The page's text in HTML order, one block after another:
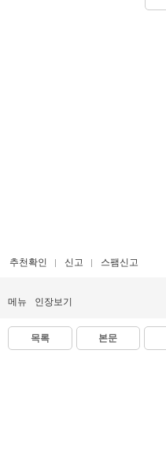
추천확인 신고 스팸신고
메뉴 인장보기
목록 본문